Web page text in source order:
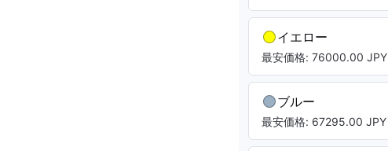
イエロー
最安価格: 76000.00 JPY
ブルー
最安価格: 67295.00 JPY